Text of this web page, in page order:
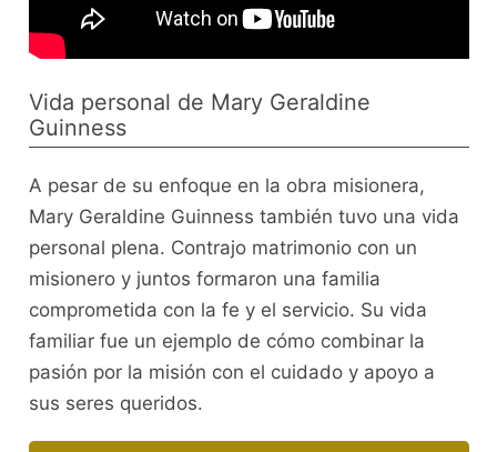
Vida personal de Mary Geraldine
Guinness
A pesar de su enfoque en la obra misionera,
Mary Geraldine Guinness también tuvo una vida
personal plena. Contrajo matrimonio con un
misionero y juntos formaron una familia
comprometida con la fe y el servicio. Su vida
familiar fue un ejemplo de cómo combinar la
pasión por la misión con el cuidado y apoyo a
sus seres queridos.